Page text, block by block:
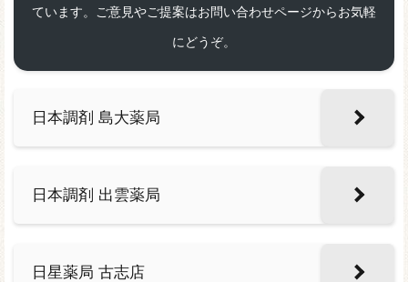
ています。ご意見やご提案はお問い合わせページからお気軽
にどうぞ。
日本調剤 島大薬局
日本調剤 出雲薬局
日星薬局 古志店